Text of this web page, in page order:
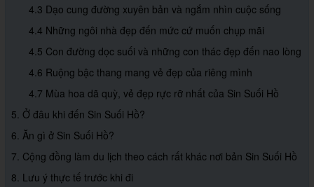
4.3 Dạo cung đường xuyên bản và ngắm nhìn cuộc sống
4.4 Những ngôi nhà đẹp đến mức cứ muốn chụp mãi
4.5 Con đường dọc suối và những con thác đẹp đến nao lòng
4.6 Ruộng bậc thang mang vẻ đẹp của riêng mình
4.7 Mùa hoa dã quỳ, vẻ đẹp rực rỡ nhất của Sin Suối Hồ
5. Ở đâu khi đến Sin Suối Hồ?
6. Ăn gì ở Sin Suối Hồ?
7. Cộng đồng làm du lịch theo cách rất khác nơi bản Sin Suối Hồ
8. Lưu ý thực tế trước khi đi